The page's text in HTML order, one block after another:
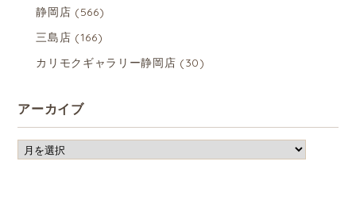
静岡店 (566)
三島店 (166)
カリモクギャラリー静岡店 (30)
アーカイブ